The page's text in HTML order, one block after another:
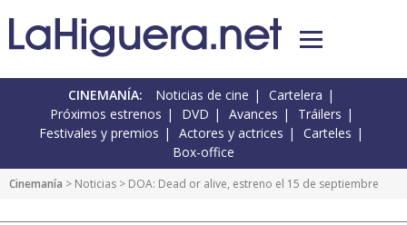
CINEMANÍA: Noticias de cine
Cartelera
Próximos estrenos
DVD Avances
Tráilers
Festivales y premios
Actores y actrices
Carteles
Box-office
Cinemanía > Noticias > DOA: Dead or alive, estreno el 15 de septiembre